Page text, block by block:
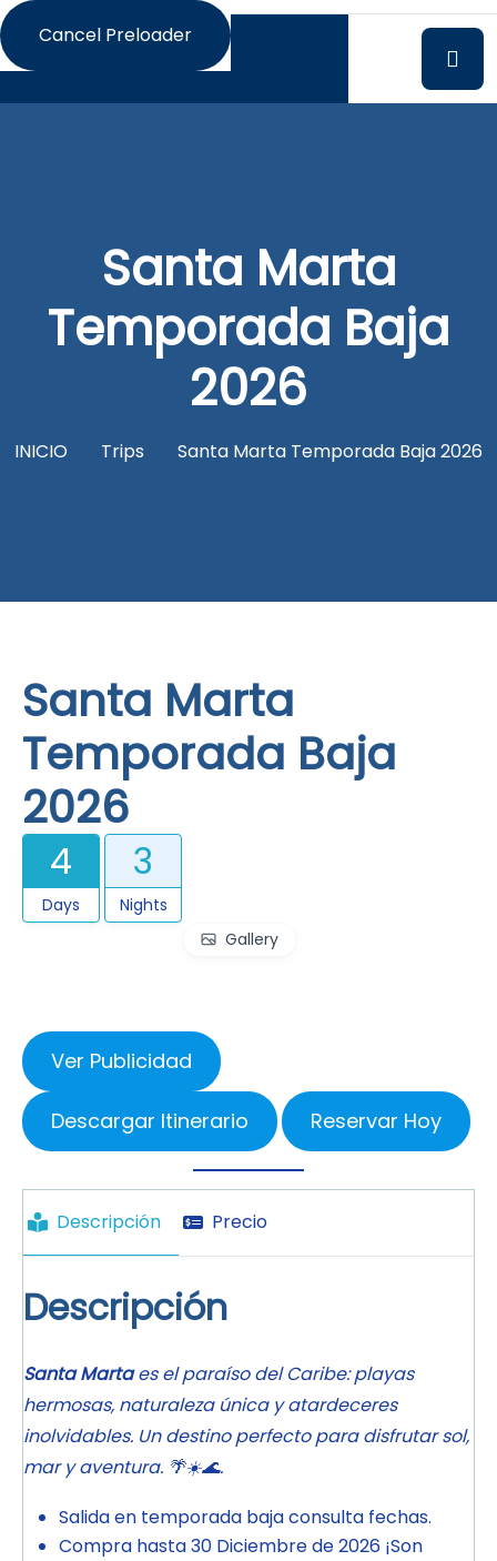
Cancel Preloader
Santa Marta
Temporada Baja
2026
INICIO Trips Santa Marta Temporada Baja 2026
Santa Marta
Temporada Baja
2026
4
Days
3
Nights
Gallery
Ver Publicidad
Descargar Itinerario Reservar Hoy
Descripción Precio
Descripción
Santa Martaes el paraíso del Caribe: playas
hermosas, naturaleza única y atardeceres
inolvidables. Un destino perfecto para disfrutar sol,
mar y aventura. 🌴☀️🌊.
Salida en temporada baja consulta fechas.
Compra hasta 30 Diciembre de 2026 ¡Son